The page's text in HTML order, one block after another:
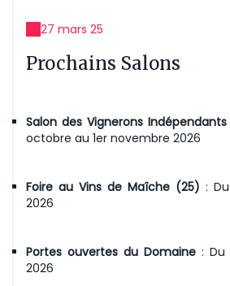
27 mars 25
Prochains Salons
Salon des Vignerons
octobre au 1er novembre 2026
Foire au Vins de Maîche (25) :
2026
Portes ouvertes du Domaine : Du
2026